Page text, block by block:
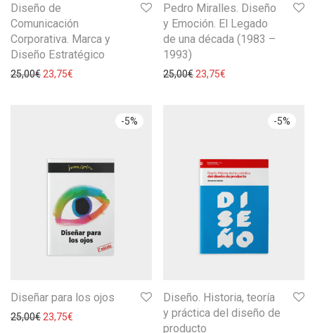
Diseño de
Comunicación
Corporativa. Marca y
Diseño Estratégico
25,00€ 23,75€
Pedro Miralles. Diseño
y Emoción. El Legado
de una década (1983 –
1993)
25,00€ 23,75€
-5%
Diseñar para los ojos
25,00€ 23,75€
-5%
Diseño. Historia, teoría
y práctica del diseño de
producto